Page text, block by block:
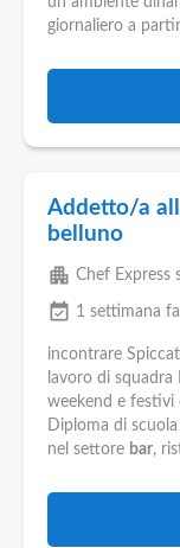
giornaliero a
Addetto/a
belluno
apartment Chef Express
event_available 1 settimana fa
incontrare
lavoro di
weekend e festivi
Diploma di
nel settore bar,